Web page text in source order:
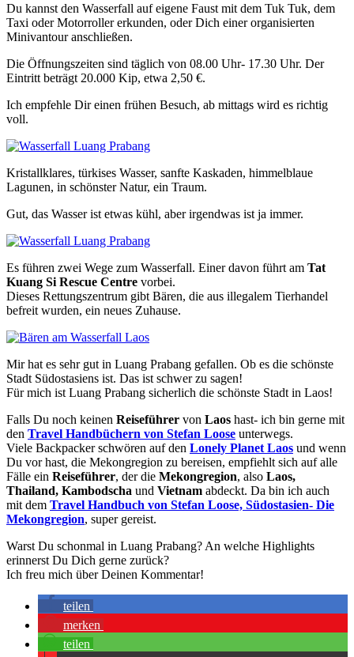
Du kannst den Wasserfall auf eigene Faust mit dem Tuk Tuk, dem
Taxi oder Motorroller erkunden, oder Dich einer organisierten
Minivantour anschließen.
Die Öffnungszeiten sind täglich von 08.00 Uhr- 17.30 Uhr. Der
Eintritt beträgt 20.000 Kip, etwa 2,50 €.
Ich empfehle Dir einen frühen Besuch, ab mittags wird es richtig
voll.
Kristallklares, türkises Wasser, sanfte Kaskaden, himmelblaue
Lagunen, in schönster Natur, ein Traum.
Gut, das Wasser ist etwas kühl, aber irgendwas ist ja immer.
Es führen zwei Wege zum Wasserfall. Einer davon führt am Tat
Kuang Si Rescue Centre vorbei.
Dieses Rettungszentrum gibt Bären, die aus illegalem Tierhandel
befreit wurden, ein neues Zuhause.
Mir hat es sehr gut in Luang Prabang gefallen. Ob es die schönste
Stadt Südostasiens ist. Das ist schwer zu sagen!
Für mich ist Luang Prabang sicherlich die schönste Stadt in Laos!
Falls Du noch keinen Reiseführer von Laos hast- ich bin gerne mit
den Travel Handbüchern von Stefan Loose unterwegs.
Viele Backpacker schwören auf den Lonely Planet Laos und wenn
Du vor hast, die Mekongregion zu bereisen, empfiehlt sich auf alle
Fälle ein Reiseführer, der die Mekongregion, also Laos,
Thailand, Kambodscha und Vietnam abdeckt. Da bin ich auch
mit dem Travel Handbuch von Stefan Loose, Südostasien- Die
Mekongregion, super gereist.
Warst Du schonmal in Luang Prabang? An welche Highlights
erinnerst Du Dich gerne zurück?
Ich freu mich über Deinen Kommentar!
teilen
merken
teilen